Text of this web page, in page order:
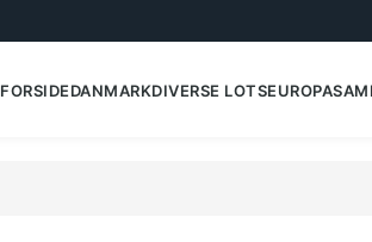
FORSIDEDANMARKDIVERSE LOTSEUROPA